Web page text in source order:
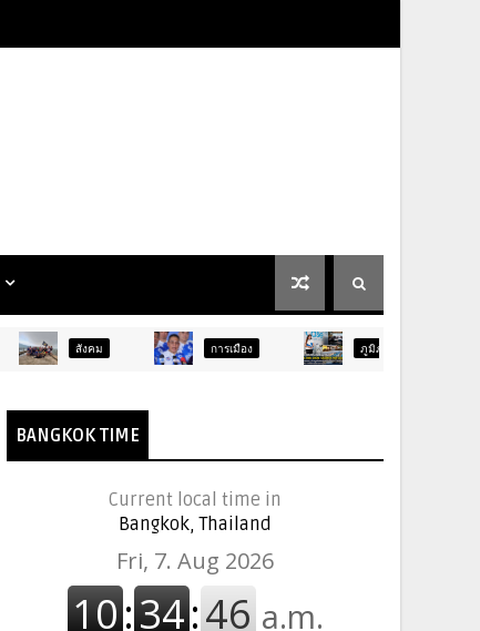
การเมือง ภูมิภาค
BANGKOK TIME
Current local time in
Bangkok, Thailand